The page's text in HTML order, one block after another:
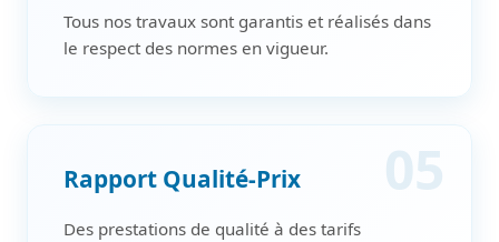
Tous nos travaux sont garantis et réalisés dans
le respect des normes en vigueur.
05
Rapport Qualité-Prix
Des prestations de qualité à des tarifs